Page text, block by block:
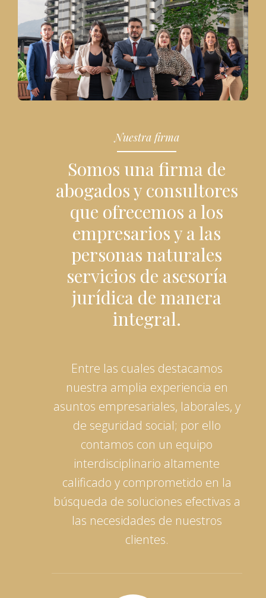
Nuestra firma
Somos una firma de
abogados y consultores
que ofrecemos a los
empresarios y a las
personas naturales
servicios de asesoría
jurídica de manera
integral.
Entre las cuales destacamos
nuestra amplia experiencia en
asuntos empresariales, laborales, y
de seguridad social; por ello
contamos con un equipo
interdisciplinario altamente
calificado y comprometido en la
búsqueda de soluciones efectivas a
las necesidades de nuestros
clientes.